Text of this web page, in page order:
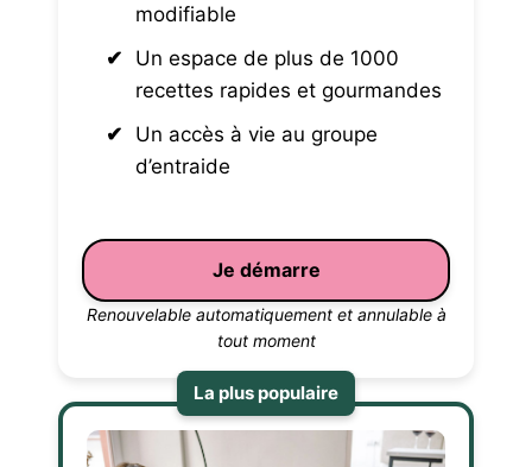
modifiable
Un espace de plus de 1000
recettes rapides et gourmandes
Un accès à vie au groupe
d’entraide
Je démarre
Renouvelable automatiquement et annulable à
tout moment